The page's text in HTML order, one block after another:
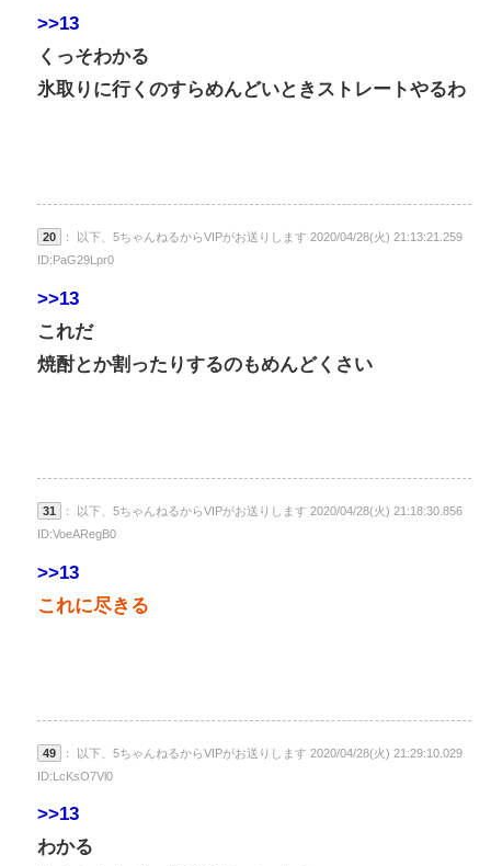
>>13
くっそわかる
氷取りに行くのすらめんどいときストレートやるわ
20
： 以下、5ちゃんねるからVIPがお送りします 2020/04/28(火) 21:13:21.259
ID:PaG29Lpr0
>>13
これだ
焼酎とか割ったりするのもめんどくさい
31
： 以下、5ちゃんねるからVIPがお送りします 2020/04/28(火) 21:18:30.856
ID:VoeARegB0
>>13
これに尽きる
49
： 以下、5ちゃんねるからVIPがお送りします 2020/04/28(火) 21:29:10.029
ID:LcKsO7Vl0
>>13
わかる